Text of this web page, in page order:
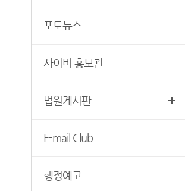
청사안내
생활 속의 계약서
재판기록열람복사예약
증인지원관 제도
포토뉴스
사이버 홍보관
법원게시판
E-mail Club
행정예고